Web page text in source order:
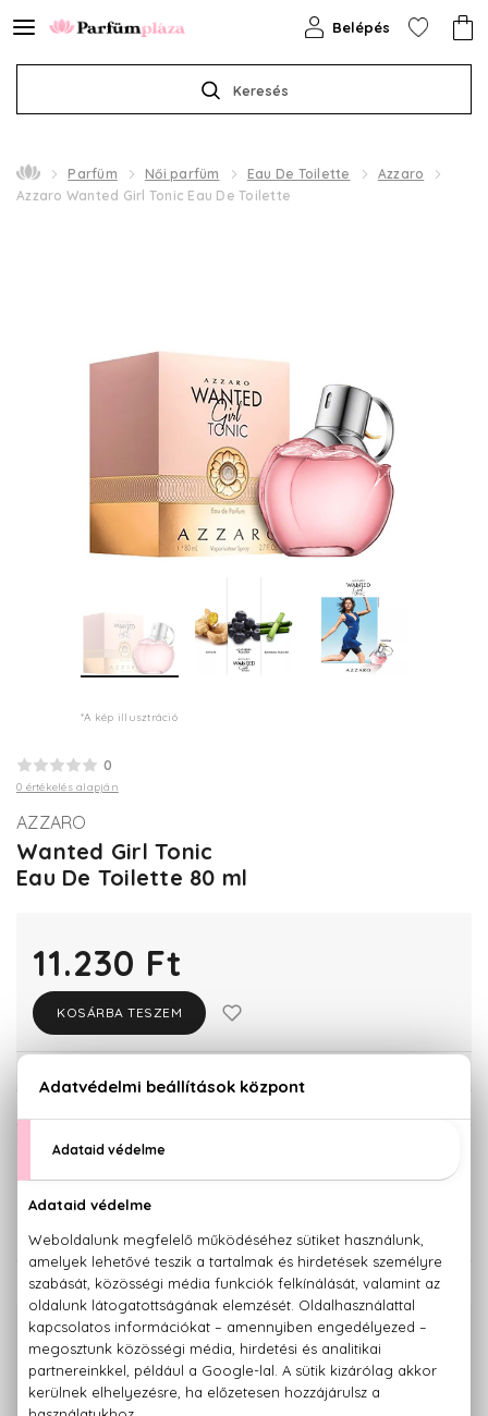
Keresés
Belépés
Parfüm Női parfüm Eau De Toilette
Azzaro
Azzaro Wanted Girl Tonic Eau De Toilette
*A kép illusztráció
0
0 értékelés alapján
AZZARO
Wanted Girl Tonic
Eau De Toilette 80 ml
11.230 Ft
KOSÁRBA TESZEM
KISZERELÉS KIVÁLASZTÁSA
KAPCSOLÓDÓ TERMÉKEK
100% eredeti termékek,14 napos visszaküldési garanciával
Kérdésed van, elakadtál? Hívd ügyfélszolgálatunkat: +36 20
779 1926